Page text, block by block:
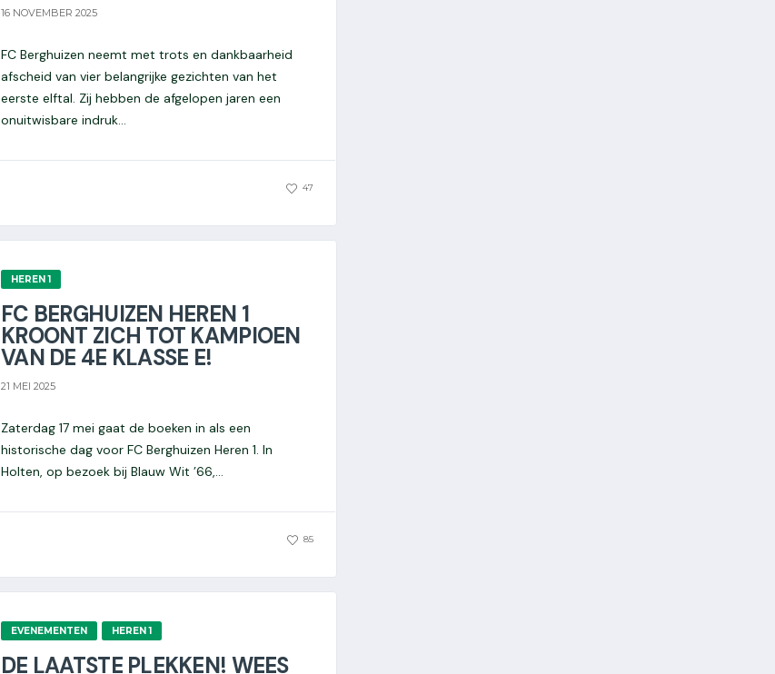
16 NOVEMBER 2025
FC Berghuizen neemt met trots en dankbaarheid
afscheid van vier belangrijke gezichten van het
eerste elftal. Zij hebben de afgelopen jaren een
onuitwisbare indruk...
47
HEREN 1
FC BERGHUIZEN HEREN 1
KROONT ZICH TOT KAMPIOEN
VAN DE 4E KLASSE E!
21 MEI 2025
Zaterdag 17 mei gaat de boeken in als een
historische dag voor FC Berghuizen Heren 1. In
Holten, op bezoek bij Blauw Wit ’66,...
85
EVENEMENTEN HEREN 1
DE LAATSTE PLEKKEN! WEES